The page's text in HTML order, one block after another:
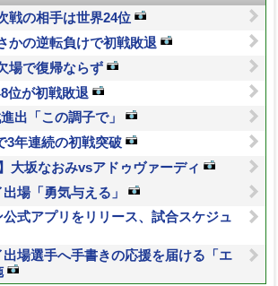
戦の相手は世界24位
かの逆転負けで初戦敗退
場で復帰ならず
位が初戦敗退
出「この調子で」
3年連続の初戦突破
大坂なおみvsアドゥヴァーディ
場「勇気与える」
式アプリをリリース、試合スケジュ
場選手へ手書きの応援を届ける「エ